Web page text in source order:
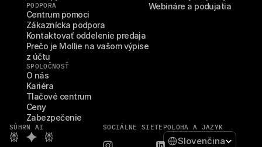
PODPORA
Centrum pomoci
Zákaznícka podpora
Kontaktovať oddelenie predaja
Prečo je Mollie na vašom výpise
z účtu
SPOLOČNOSŤ
O nás
Kariéra
Tlačové centrum
Ceny
Zabezpečenie
Webináre a podujatia
SÚHRN AI SOCIÁLNE SIETE POLOHA A JAZYK
Select Language
Slovenčina